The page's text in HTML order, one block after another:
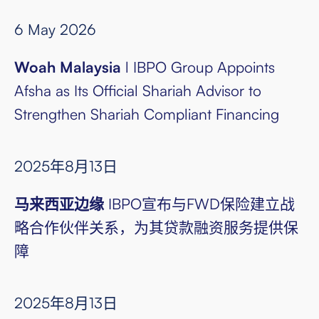
6 May 2026
Woah Malaysia l IBPO Group Appoints
Afsha as Its Official Shariah Advisor to
Strengthen Shariah Compliant Financing
2025年8月13日
马来西亚边缘 IBPO宣布与FWD保险建立战
略合作伙伴关系，为其贷款融资服务提供保
障
2025年8月13日